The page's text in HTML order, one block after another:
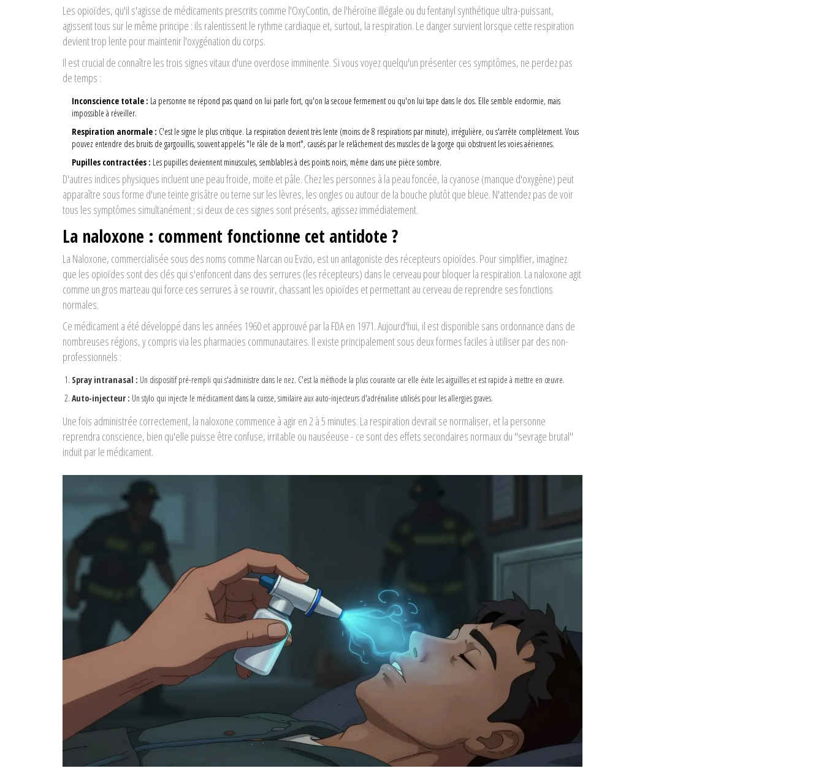
Les opioïdes, qu'il s'agisse de médicaments prescrits comme l'OxyContin, de l'héroïne illégale ou du fentanyl synthétique ultra-puissant,
agissent tous sur le même principe : ils ralentissent le rythme cardiaque et, surtout, la respiration. Le danger survient lorsque cette respiration
devient trop lente pour maintenir l'oxygénation du corps.
Il est crucial de connaître les trois signes vitaux d'une overdose imminente. Si vous voyez quelqu'un présenter ces symptômes, ne perdez pas
de temps :
Inconscience totale : La personne ne répond pas quand on lui parle fort, qu'on la secoue fermement ou qu'on lui tape dans le dos. Elle semble endormie, mais
impossible à réveiller.
Respiration anormale : C'est le signe le plus critique. La respiration devient très lente (moins de 8 respirations par minute), irrégulière, ou s'arrête complètement. Vous
pouvez entendre des bruits de gargouillis, souvent appelés "le râle de la mort", causés par le relâchement des muscles de la gorge qui obstruent les voies aériennes.
Pupilles contractées : Les pupilles deviennent minuscules, semblables à des points noirs, même dans une pièce sombre.
D'autres indices physiques incluent une peau froide, moite et pâle. Chez les personnes à la peau foncée, la cyanose (manque d'oxygène) peut
apparaître sous forme d'une teinte grisâtre ou terne sur les lèvres, les ongles ou autour de la bouche plutôt que bleue. N'attendez pas de voir
tous les symptômes simultanément ; si deux de ces signes sont présents, agissez immédiatement.
La naloxone : comment fonctionne cet antidote ?
La Naloxone, commercialisée sous des noms comme Narcan ou Evzio, est un antagoniste des récepteurs opioïdes. Pour simplifier, imaginez
que les opioïdes sont des clés qui s'enfoncent dans des serrures (les récepteurs) dans le cerveau pour bloquer la respiration. La naloxone agit
comme un gros marteau qui force ces serrures à se rouvrir, chassant les opioïdes et permettant au cerveau de reprendre ses fonctions
normales.
Ce médicament a été développé dans les années 1960 et approuvé par la FDA en 1971. Aujourd'hui, il est disponible sans ordonnance dans de
nombreuses régions, y compris via les pharmacies communautaires. Il existe principalement sous deux formes faciles à utiliser par des non-
professionnels :
Spray intranasal : Un dispositif pré-rempli qui s'administre dans le nez. C'est la méthode la plus courante car elle évite les aiguilles et est rapide à mettre en œuvre.
Auto-injecteur : Un stylo qui injecte le médicament dans la cuisse, similaire aux auto-injecteurs d'adrénaline utilisés pour les allergies graves.
Une fois administrée correctement, la naloxone commence à agir en 2 à 5 minutes. La respiration devrait se normaliser, et la personne
reprendra conscience, bien qu'elle puisse être confuse, irritable ou nauséeuse - ce sont des effets secondaires normaux du "sevrage brutal"
induit par le médicament.